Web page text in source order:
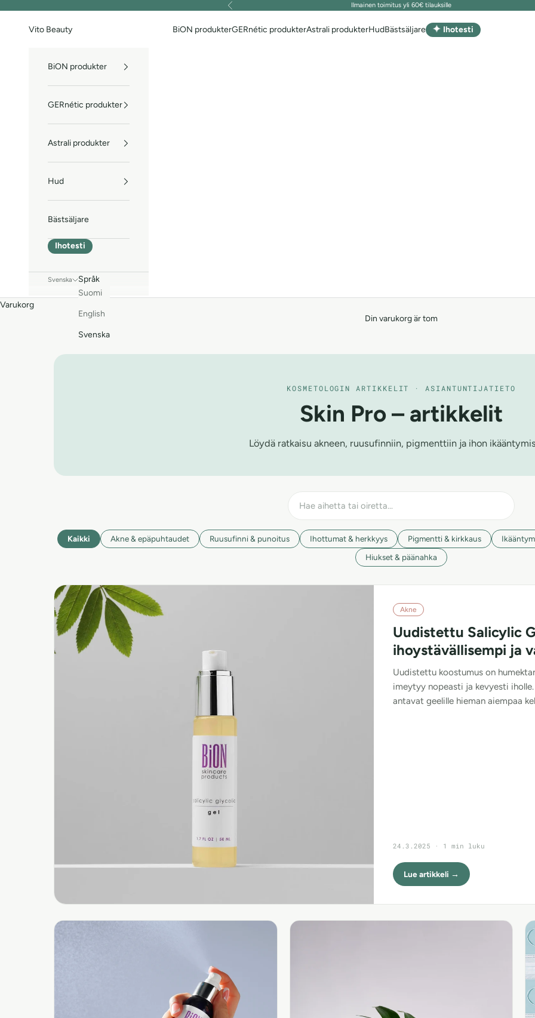
Föregående Ilmainen toimitus yli 60€ tilauksille
Vito Beauty BiON produkterGERnétic produkterAstrali produkterHudBästsäljare ✦ Ihotesti
BiON produkter
GERnétic produkter
Astrali produkter
Hud
Bästsäljare
Ihotesti
Svenska
Språk
Suomi
English
Svenska
Varukorg
Din varukorg är tom
KOSMETOLOGIN ARTIKKELIT · ASIANTUNTIJATIETO
Skin Pro – artikkelit
Löydä ratkaisu akneen, ruusufinniin, pigmenttiin ja ihon
Kaikki Akne & epäpuhtaudet Ruusufinni & punoitus Ihottumat & herkkyys Pigmentti & kirkkaus
Hiukset & päänahka
Akne
Uudistettu Salicylic
ihoystävällisempi ja
Uudistettu koostumus on
imeytyy nopeasti ja kevyesti
antavat geelille hieman aiempaa
24.3.2025 · 1 min luku
Lue artikkeli →